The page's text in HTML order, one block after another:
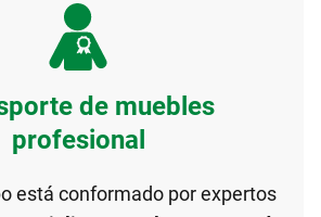
de muebles
profesional
está conformado por expertos